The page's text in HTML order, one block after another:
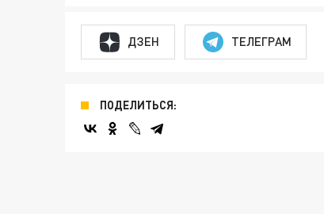
ДЗЕН ТЕЛЕГРАМ
ПОДЕЛИТЬСЯ: